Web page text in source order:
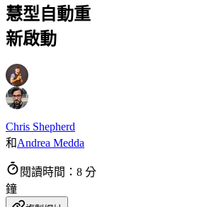
慧型自動重
新啟動
Chris Shepherd
和Andrea Medda
閱讀時間：8 分
鐘